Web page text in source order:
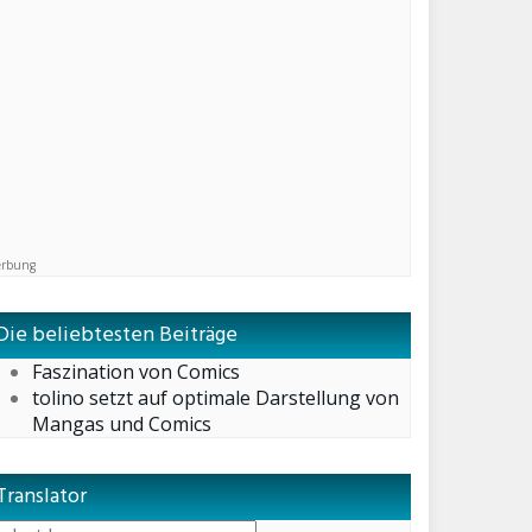
beliebtesten Beiträge
Faszination von Comics
tolino setzt auf optimale Darstellung von
Mangas und Comics